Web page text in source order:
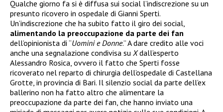
Qualche giorno fa si è diffusa sui social l’indiscrezione su un
presunto ricovero in ospedale di Gianni Sperti.
Un’indiscrezione che ha subito fatto il giro dei social,
alimentando la preoccupazione da parte dei fan
dell’opinionista di “Uomini e Donne.” A dare credito alle voci
anche una segnalazione condivisa su Xdall’esperto
Alessandro Rosica, ovvero il fatto che Sperti fosse
ricoverato nel reparto di chirurgia dell’ospedale di Castellana
Grotte, in provincia di Bari. Il silenzio social da parte dell’ex
ballerino non ha fatto altro che alimentare la
preoccupazione da parte dei fan, che hanno inviato una